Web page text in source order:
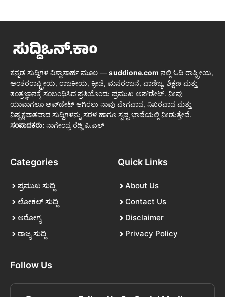
ಕನ್ನಡ ಸುದ್ದಿಗಳ ವಿಶ್ವಾಸಾರ್ಹ ಮೂಲ — suddione.com ನಲ್ಲಿ ಓದಿ ರಾಷ್ಟ್ರೀಯ,
ಅಂತರರಾಷ್ಟ್ರೀಯ, ರಾಜಕೀಯ, ಕ್ರೀಡೆ, ಮನರಂಜನೆ, ವಾಣಿಜ್ಯ, ಶಿಕ್ಷಣ ಮತ್ತು
ತಂತ್ರಜ್ಞಾನಕ್ಕೆ ಸಂಬಂಧಿಸಿದ ಪ್ರತಿಯೊಂದು ಪ್ರಮುಖ ಅಪ್‌ಡೇಟ್. ನೀವು
ಯಾವಾಗಲೂ ಅಪ್‌ಡೇಟ್ ಆಗಿರಲು ನಾವು ವೇಗವಾದ, ನಿಖರವಾದ ಮತ್ತು
ನಿಷ್ಪಕ್ಷಪಾತವಾದ ಸುದ್ದಿಗಳನ್ನು ಸರಳ ಹಾಗೂ ಸ್ಪಷ್ಟ ಭಾಷೆಯಲ್ಲಿ ನೀಡುತ್ತೇವೆ.
ಸಂಪಾದಕರು: ನಾಗೇಂದ್ರ ರೆಡ್ಡಿ ಪಿ.ಎಲ್
Categories
ಪ್ರಮುಖ ಸುದ್ದಿ
ಲೋಕಲ್ ಸುದ್ದಿ
ಆರೋಗ್ಯ
ರಾಜ್ಯ ಸುದ್ದಿ
Quick Links
About Us
Contact Us
Disclaimer
Privacy Policy
Follow Us